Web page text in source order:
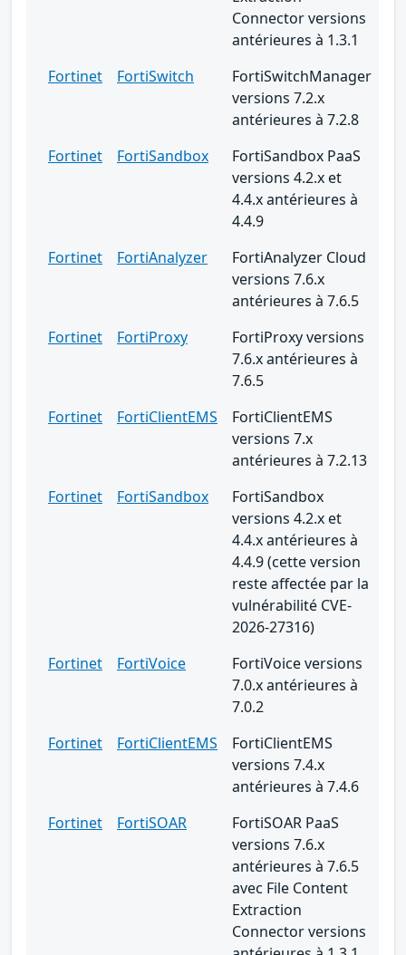
Connector versions
antérieures à 1.3.1
Fortinet
FortiSwitch
FortiSwitchManager
versions 7.2.x
antérieures à 7.2.8
Fortinet
FortiSandbox
FortiSandbox PaaS
versions 4.2.x et
4.4.x antérieures à
4.4.9
Fortinet
FortiAnalyzer
FortiAnalyzer Cloud
versions 7.6.x
antérieures à 7.6.5
Fortinet
FortiProxy
FortiProxy versions
7.6.x antérieures à
7.6.5
Fortinet
FortiClientEMS
FortiClientEMS
versions 7.x
antérieures à 7.2.13
Fortinet
FortiSandbox
FortiSandbox
versions 4.2.x et
4.4.x antérieures à
4.4.9 (cette version
reste affectée par la
vulnérabilité CVE-
2026-27316)
Fortinet
FortiVoice
FortiVoice versions
7.0.x antérieures à
7.0.2
Fortinet
FortiClientEMS
FortiClientEMS
versions 7.4.x
antérieures à 7.4.6
Fortinet
FortiSOAR
FortiSOAR PaaS
versions 7.6.x
antérieures à 7.6.5
avec File Content
Extraction
Connector versions